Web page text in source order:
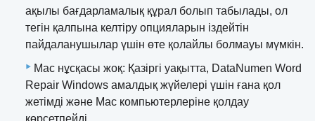
ақылы бағдарламалық құрал болып табылады, ол
тегін қалпына келтіру опцияларын іздейтін
пайдаланушылар үшін өте қолайлы болмауы мүмкін.
Mac нұсқасы жоқ: Қазіргі уақытта, DataNumen Word
Repair Windows амалдық жүйелері үшін ғана қол
жетімді және Mac компьютерлеріне қолдау
көрсетпейді.